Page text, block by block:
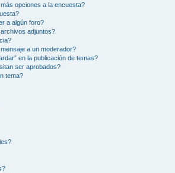
opciones a la encuesta?
a algún foro?
adjuntos?
a un moderador?
en la publicación de temas?
ser aprobados?
tema?